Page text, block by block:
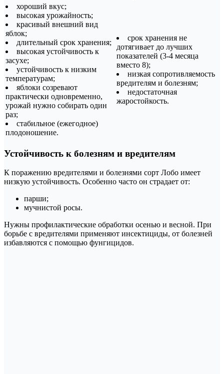
хороший вкус;
высокая урожайность;
красивый внешний вид
яблок;
длительный срок хранения;
высокая устойчивость к
засухе;
устойчивость к низким
температурам;
яблоки созревают
практически одновременно,
урожай нужно собирать один
раз;
стабильное (ежегодное)
плодоношение.
срок хранения не
дотягивает до лучших
показателей (3-4 месяца
вместо 8);
низкая сопротивляемость
вредителям и болезням;
недостаточная
жаростойкость.
Устойчивость к болезням и вредителям
К поражению вредителями и болезнями сорт Лобо имеет
низкую устойчивость. Особенно часто он страдает от:
парши;
мучнистой росы.
Нужны профилактические обработки осенью и весной. При
борьбе с вредителями применяют инсектициды, от болезней
избавляются с помощью фунгицидов.